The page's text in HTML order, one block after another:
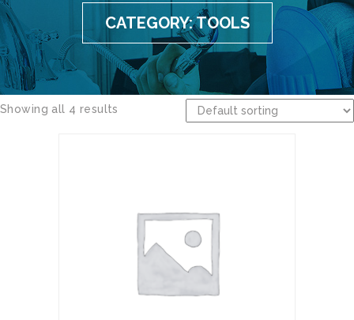
CATEGORY:TOOLS
Showing all 4 results